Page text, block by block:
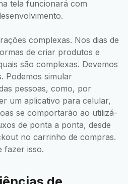
tela funcionará com
complexas. Nos dias de
de criar produtos e
são complexas. Devemos
Podemos simular
pessoas, como, por
um aplicativo para celular,
se comportarão ao utilizá-
de ponta a ponta, desde
no carrinho de compras.
fazer isso.